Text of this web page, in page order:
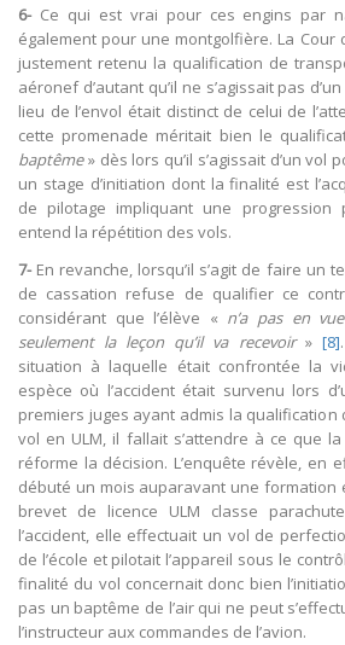
6-Ce qui est vrai pour ces engins par
également pour une montgolfière. La Cour
justement retenu la qualification de
aéronef d’autant qu’il ne s’agissait pas
lieu de l’envol était distinct de celui de
cette promenade méritait bien le
baptême» dès lors qu’il s’agissait d’un vol
un stage d’initiation dont la finalité est
de pilotage impliquant une progression
entend la répétition des vols.
7-En revanche, lorsqu’il s’agit de faire un
de cassation refuse de qualifier ce
considérant que l’élève « n’a pas en
seulement la leçon qu’il va recevoir» [8]
situation à laquelle était confrontée la
espèce où l’accident était survenu lors
premiers juges ayant admis la
vol en ULM, il fallait s’attendre à ce que
réforme la décision. L’enquête révèle, en
débuté un mois auparavant une formation
brevet de licence ULM classe
l’accident, elle effectuait un vol de
de l’école et pilotait l’appareil sous le
finalité du vol concernait donc bien
pas un baptême de l’air qui ne peut
l’instructeur aux commandes de l’avion.